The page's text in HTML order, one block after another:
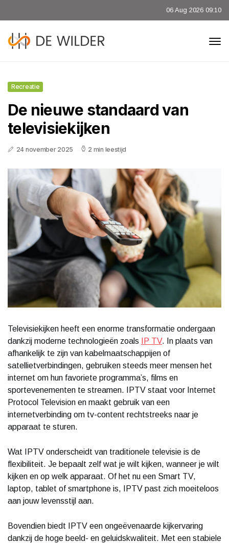
06 Aug 2026 09:10
Recreatie
De nieuwe standaard van
televisiekijken
24 november 2025 2 min leestijd
Televisiekijken heeft een enorme transformatie ondergaan
dankzij moderne technologieën zoals
IP TV. In plaats van
afhankelijk te zijn van kabelmaatschappijen of
satellietverbindingen, gebruiken steeds meer mensen het
internet om hun favoriete programma’s, films en
sportevenementen te streamen. IPTV staat voor Internet
Protocol Television en maakt gebruik van een
internetverbinding om tv-content rechtstreeks naar je
apparaat te sturen.
Wat IPTV onderscheidt van traditionele televisie is de
flexibiliteit. Je bepaalt zelf wat je wilt kijken, wanneer je wilt
kijken en op welk apparaat. Of het nu een Smart TV,
laptop, tablet of smartphone is, IPTV past zich moeiteloos
aan jouw levensstijl aan.
Bovendien biedt IPTV een ongeëvenaarde kijkervaring
dankzij de hoge beeld- en geluidskwaliteit. Met een stabiele